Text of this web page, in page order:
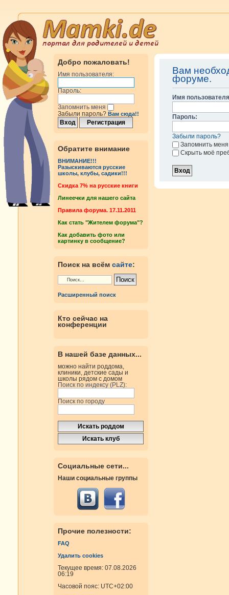
Добро пожаловать!
Имя пользователя:
Пароль:
Запомнить меня
Забыли пароль? Вам сюда!!
Обратите внимание
ВНИМАНИЕ!!!
Разыскиваются русские
школы, клубы, садики!!!
Cкидка 7% на русские книги
Линеечки для нашего сайта
Правила форума. 17.11.2011
Как стать "Жителем форума"?
Как добавить фото или
картинку в сообщение?
Поиск на всём сайте:
Расширенный поиск
Кто сейчас на
конференции
В нашей базе данных...
можно найти роддома,
клиники, детские сады и
школы рядом с домом
Поиск по индексу (PLZ):
Поиск по городу
Социальные сети...
Наши социальные группы
Прочие полезности:
FAQ
Удалить cookies
Текущее время: 07.08.2026
06:19
Часовой пояс: UTC+02:00
Вам
форуме.
Имя
Пароль:
Забыли пароль?
Запомнить меня
Скрыть моё